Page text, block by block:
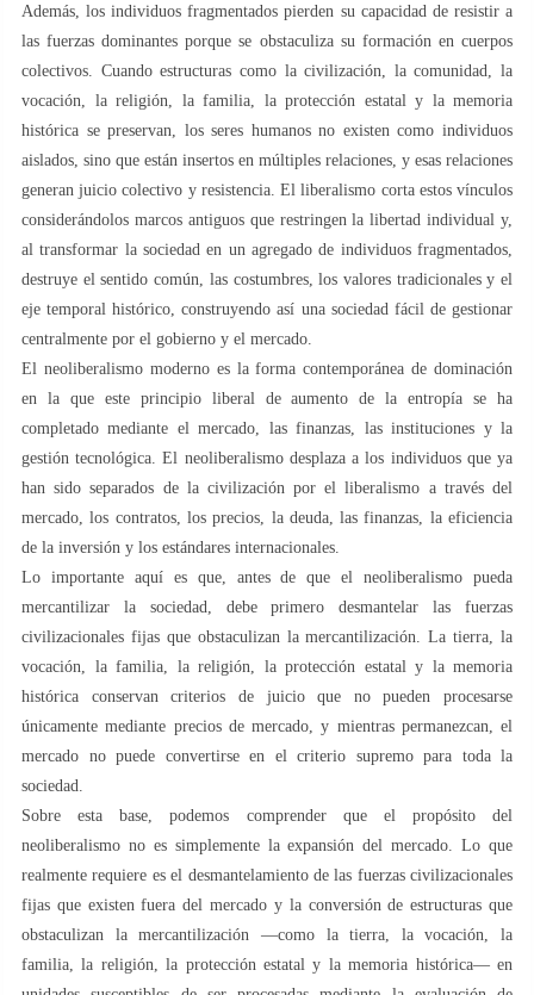
Además, los individuos fragmentados pierden su capacidad de resistir a
las fuerzas dominantes porque se obstaculiza su formación en cuerpos
colectivos. Cuando estructuras como la civilización, la comunidad, la
vocación, la religión, la familia, la protección estatal y la memoria
histórica se preservan, los seres humanos no existen como individuos
aislados, sino que están insertos en múltiples relaciones, y esas relaciones
generan juicio colectivo y resistencia. El liberalismo corta estos vínculos
considerándolos marcos antiguos que restringen la libertad individual y,
al transformar la sociedad en un agregado de individuos fragmentados,
destruye el sentido común, las costumbres, los valores tradicionales y el
eje temporal histórico, construyendo así una sociedad fácil de gestionar
centralmente por el gobierno y el mercado.
El neoliberalismo moderno es la forma contemporánea de dominación
en la que este principio liberal de aumento de la entropía se ha
completado mediante el mercado, las finanzas, las instituciones y la
gestión tecnológica. El neoliberalismo desplaza a los individuos que ya
han sido separados de la civilización por el liberalismo a través del
mercado, los contratos, los precios, la deuda, las finanzas, la eficiencia
de la inversión y los estándares internacionales.
Lo importante aquí es que, antes de que el neoliberalismo pueda
mercantilizar la sociedad, debe primero desmantelar las fuerzas
civilizacionales fijas que obstaculizan la mercantilización. La tierra, la
vocación, la familia, la religión, la protección estatal y la memoria
histórica conservan criterios de juicio que no pueden procesarse
únicamente mediante precios de mercado, y mientras permanezcan, el
mercado no puede convertirse en el criterio supremo para toda la
sociedad.
Sobre esta base, podemos comprender que el propósito del
neoliberalismo no es simplemente la expansión del mercado. Lo que
realmente requiere es el desmantelamiento de las fuerzas civilizacionales
fijas que existen fuera del mercado y la conversión de estructuras que
obstaculizan la mercantilización —como la tierra, la vocación, la
familia, la religión, la protección estatal y la memoria histórica— en